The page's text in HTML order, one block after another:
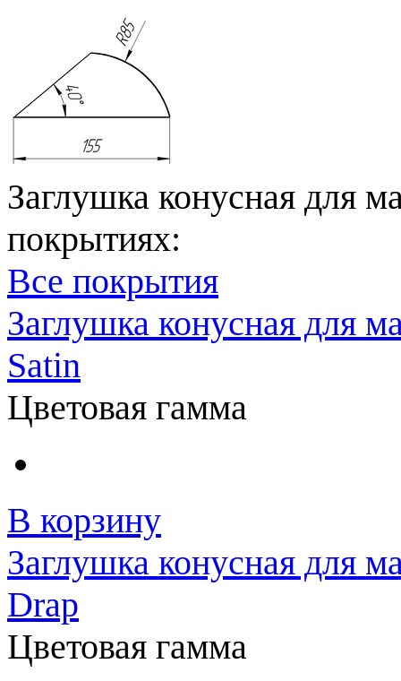
Заглушка конусная для
покрытиях:
Все покрытия
Заглушка конусная для
Satin
Цветовая гамма
В корзину
Заглушка конусная для
Drap
Цветовая гамма